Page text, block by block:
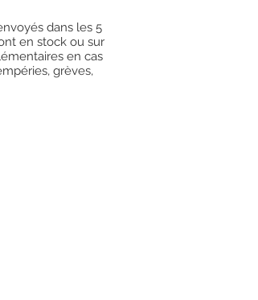
dans les 5
en stock ou sur
en cas
grèves,